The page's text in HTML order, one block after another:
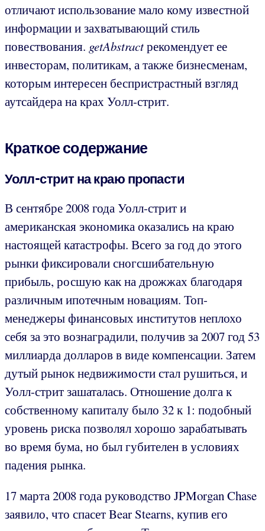
отличают использование мало кому известной
информации и захватывающий стиль
повествования. getAbstractрекомендует ее
инвесторам, политикам, а также бизнесменам,
которым интересен беспристрастный взгляд
аутсайдера на крах Уолл-стрит.
Краткое содержание
Уолл-стрит на краю пропасти
В сентябре 2008 года Уолл-стрит и
американская экономика оказались на краю
настоящей катастрофы. Всего за год до этого
рынки фиксировали сногсшибательную
прибыль, росшую как на дрожжах благодаря
различным ипотечным новациям. Топ-
менеджеры финансовых институтов неплохо
себя за это вознаградили, получив за 2007 год 53
миллиарда долларов в виде компенсации. Затем
дутый рынок недвижимости стал рушиться, и
Уолл-стрит зашаталась. Отношение долга к
собственному капиталу было 32 к 1: подобный
уровень риска позволял хорошо зарабатывать
во время бума, но был губителен в условиях
падения рынка.
17 марта 2008 года руководство JPMorgan Chase
заявило, что спасет Bear Stearns, купив его